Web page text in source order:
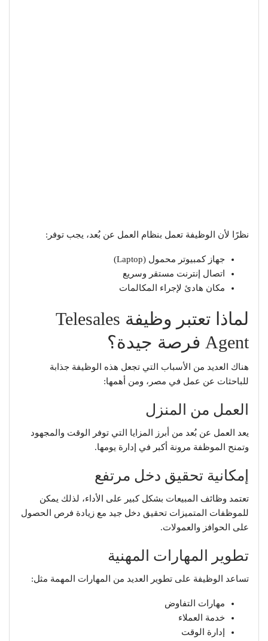
نظرًا لأن الوظيفة تعمل بنظام العمل عن بُعد، يجب توفر:
جهاز كمبيوتر محمول (Laptop)
اتصال إنترنت مستقر وسريع
مكان هادئ لإجراء المكالمات
لماذا تعتبر وظيفة Telesales
Agent فرصة جيدة؟
هناك العديد من الأسباب التي تجعل هذه الوظيفة جذابة
للباحثات عن عمل في مصر، ومن أهمها:
العمل من المنزل
يعد العمل عن بُعد من أبرز المزايا التي توفر الوقت والمجهود
وتمنح الموظفة مرونة أكبر في إدارة يومها.
إمكانية تحقيق دخل مرتفع
تعتمد وظائف المبيعات بشكل كبير على الأداء، لذلك يمكن
للموظفات المتميزات تحقيق دخل جيد مع زيادة فرص الحصول
على الحوافز والعمولات.
تطوير المهارات المهنية
تساعد الوظيفة على تطوير العديد من المهارات المهمة مثل:
مهارات التفاوض
خدمة العملاء
إدارة الوقت